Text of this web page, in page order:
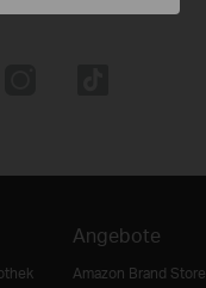
Angebote
Amazon Brand Store